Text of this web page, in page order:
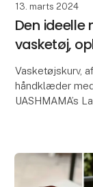
13. marts 2024
Den ideelle
vasketøj,
Vasketøjskurv,
håndklæder med mere - du
UASHMAMA’s